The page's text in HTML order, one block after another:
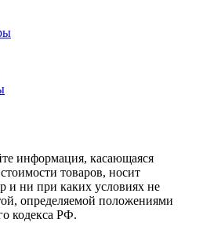
информация, касающаяся
товаров, носит
и ни при каких условиях не
определяемой положениями
кодекса РФ.